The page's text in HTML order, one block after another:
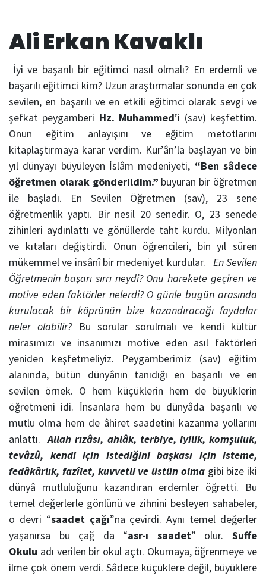
Ali Erkan Kavaklı
İyi ve başarılı bir eğitimci nasıl olmalı? En erdemli ve
başarılı eğitimci kim? Uzun araştırmalar sonunda en çok
sevilen, en başarılı ve en etkili eğitimci olarak sevgi ve
şefkat peygamberi Hz. Muhammed’i (sav) keşfettim.
Onun eğitim anlayışını ve eğitim metotlarını
kitaplaştırmaya karar verdim. Kur’ân’la başlayan ve bin
yıl dünyayı büyüleyen İslâm medeniyeti, “Ben sâdece
öğretmen olarak gönderildim.” buyuran bir öğretmen
ile başladı. En Sevilen Öğretmen (sav), 23 sene
öğretmenlik yaptı. Bir nesil 20 senedir. O, 23 senede
zihinleri aydınlattı ve gönüllerde taht kurdu. Milyonları
ve kıtaları değiştirdi. Onun öğrencileri, bin yıl süren
mükemmel ve insânî bir medeniyet kurdular.
En Sevilen
Öğretmenin başarı sırrı neydi? Onu harekete geçiren ve
motive eden faktörler nelerdi? O günle bugün arasında
kurulacak bir köprünün bize kazandıracağı faydalar
neler olabilir?Bu sorular sorulmalı ve kendi kültür
mirasımızı ve insanımızı motive eden asıl faktörleri
yeniden keşfetmeliyiz. Peygamberimiz (sav) eğitim
alanında, bütün dünyânın tanıdığı en başarılı ve en
sevilen örnek. O hem küçüklerin hem de büyüklerin
öğretmeni idi. İnsanlara hem bu dünyâda başarılı ve
mutlu olma hem de âhiret saadetini kazanma yollarını
anlattı. Allah rızâsı, ahlâk, terbiye, iyilik, komşuluk,
tevâzû, kendi için istediğini başkası için isteme,
fedâkârlık, fazîlet, kuvvetli ve üstün olmagibi bize iki
dünyâ mutluluğunu kazandıran erdemler öğretti. Bu
temel değerlerle gönlünü ve zihnini besleyen sahabeler,
o devri “saadet çağı”na çevirdi. Aynı temel değerler
yaşanırsa bu çağ da “asr-ı saadet” olur.Suffe
Okulu adı verilen bir okul açtı. Okumaya, öğrenmeye ve
ilme çok önem verdi. Sâdece küçüklere değil, büyüklere